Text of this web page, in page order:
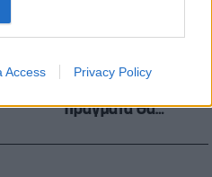
Access Privacy Policy
αγαπάς τον
κινηματογράφο, είναι
πράγματα θα